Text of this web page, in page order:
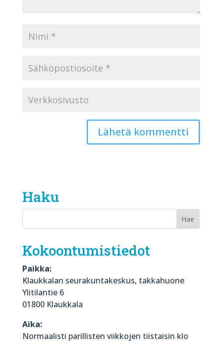
Haku
Kokoontumistiedot
Paikka:
Klaukkalan seurakuntakeskus, takkahuone
Ylitilantie 6
01800 Klaukkala
Aika:
Normaalisti parillisten viikkojen tiistaisin klo